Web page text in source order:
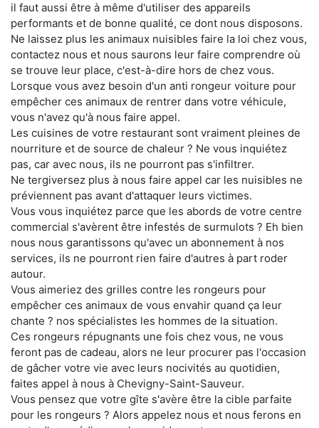
il faut aussi être à même d'utiliser des appareils
performants et de bonne qualité, ce dont nous disposons.
Ne laissez plus les animaux nuisibles faire la loi chez vous,
contactez nous et nous saurons leur faire comprendre où
se trouve leur place, c'est-à-dire hors de chez vous.
Lorsque vous avez besoin d'un anti rongeur voiture pour
empêcher ces animaux de rentrer dans votre véhicule,
vous n'avez qu'à nous faire appel.
Les cuisines de votre restaurant sont vraiment pleines de
nourriture et de source de chaleur ? Ne vous inquiétez
pas, car avec nous, ils ne pourront pas s'infiltrer.
Ne tergiversez plus à nous faire appel car les nuisibles ne
préviennent pas avant d'attaquer leurs victimes.
Vous vous inquiétez parce que les abords de votre centre
commercial s'avèrent être infestés de surmulots ? Eh bien
nous nous garantissons qu'avec un abonnement à nos
services, ils ne pourront rien faire d'autres à part roder
autour.
Vous aimeriez des grilles contre les rongeurs pour
empêcher ces animaux de vous envahir quand ça leur
chante ? nos spécialistes les hommes de la situation.
Ces rongeurs répugnants une fois chez vous, ne vous
feront pas de cadeau, alors ne leur procurer pas l'occasion
de gâcher votre vie avec leurs nocivités au quotidien,
faites appel à nous à Chevigny-Saint-Sauveur.
Vous pensez que votre gîte s'avère être la cible parfaite
pour les rongeurs ? Alors appelez nous et nous ferons en